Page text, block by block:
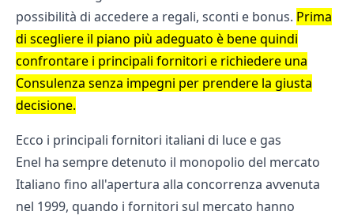
possibilità di accedere a regali, sconti e bonus. Prima
di scegliere il piano più adeguato è bene quindi
confrontare i principali fornitori e richiedere una
Consulenza senza impegni per prendere la giusta
decisione.
Ecco i principali fornitori italiani di luce e gas
Enel ha sempre detenuto il monopolio del mercato
Italiano fino all'apertura alla concorrenza avvenuta
nel 1999, quando i fornitori sul mercato hanno